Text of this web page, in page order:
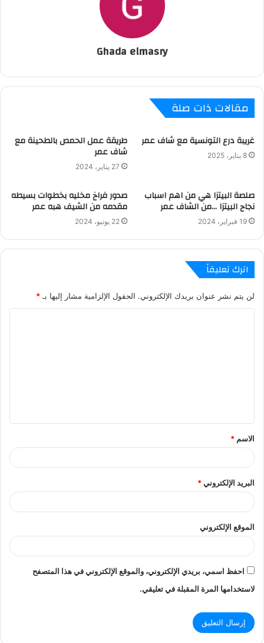
Ghada elmasry
مقالات ذات صلة
غريبة درع التونسية مع شاف عمر
8 يناير، 2025
طريقة عمل الحمص بالطحينة مع
شاف عمر
27 يناير، 2024
صلصة البيتزا هي من اهم اسباب
نجاح البيتزا …من الشاف عمر
19 فبراير، 2024
صدور فراخ مخليه بخطوات بسيطه
مقدمه من الشيف هبه عمر
22 يونيو، 2024
اترك تعليقاً
لن يتم نشر عنوان بريدك الإلكتروني. الحقول الإلزامية مشار إليها بـ*
ق
*
الاسم *
البريد الإلكتروني*
الموقع الإلكتروني
احفظ اسمي، بريدي الإلكتروني، والموقع الإلكتروني في هذا المتصفح
لاستخدامها المرة المقبلة في تعليقي.